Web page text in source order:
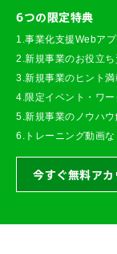
6つの限定特典
1.事業化支援Webア
2.新規事業のお役立ち
3.新規事業のヒント
4.限定イベント・ワ
5.新規事業のノウハ
6.トレーニング動画
今すぐ無料ア